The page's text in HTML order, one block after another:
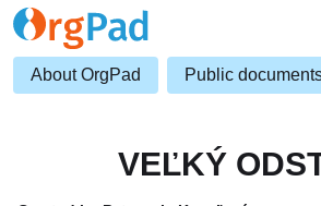
About OrgPad Public
VEĽKÝ